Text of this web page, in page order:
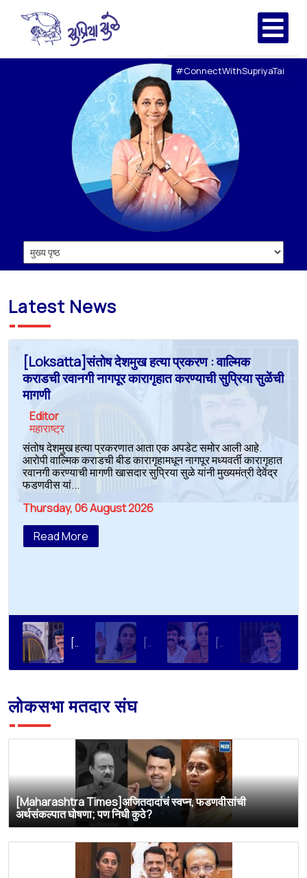
#ConnectWithSupriyaTai
Latest News
[Loksatta]संतोष देशमुख हत्या प्रकरण : वाल्मिक
कराडची रवानगी नागपूर कारागृहात करण्याची सुप्रिया सुळेंची
मागणी
Editor
महाराष्ट्र
संतोष देशमुख हत्या प्रकरणात आता एक अपडेट समोर आली आहे.
आरोपी वाल्मिक कराडची बीड कारागृहामधून नागपूर मध्यवर्ती कारागृहात
रवानगी करण्याची मागणी खासदार सुप्रिया सुळे यांनी मुख्यमंत्री देवेंद्र
फडणवीस यां...
Thursday, 06 August 2026
Read More
[Loksatta]संतोष देशमुख हत्या प्रकरण : वाल्मिक कराडची रवानगी नागपूर कारागृहात करण्याची सुप्रिया सुळेंची मागणी [Dainik Prabhat]‘वाल्मिक कराडला बीड कारागृहातून नागपूरला हलवा’; सुप्रिया सुळेंची मुख्यमंत्र्यांकडे मोठी मागणी [Deshonnati]वाल्मिक कराडला बीड कारागृहातून नागपूरला हलवणार? सुप्रिया सुळे यांची मुख्यमंत्र्यांकडे मोठी मागणी
लोकसभा मतदार संघ
[Maharashtra Times]अजितदादांचं स्वप्न, फडणवीसांची
अर्थसंकल्पात घोषणा; पण निधी कुठे?